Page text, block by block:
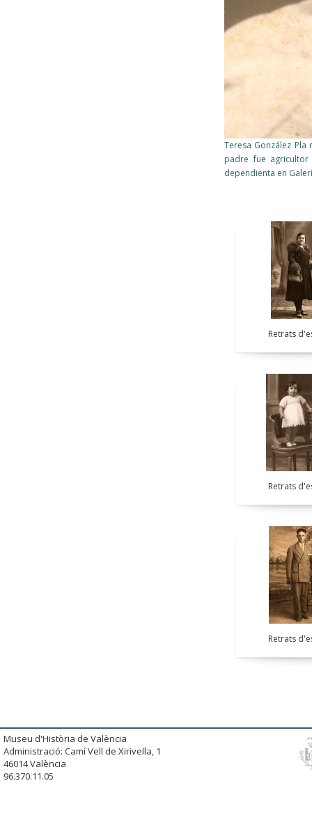
Teresa González
padre fue
dependienta en
Retrats
Retrats
Retrats
Museu d'Història de València
Administració: Camí Vell de Xirivella, 1
46014 València
96.370.11.05